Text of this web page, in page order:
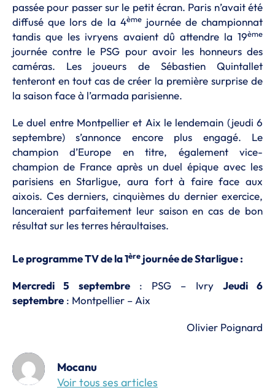
passée pour passer sur le petit écran. Paris n’avait été
diffusé que lors de la 4èmejournée de championnat
tandis que les ivryens avaient dû attendre la 19ème
journée contre le PSG pour avoir les honneurs des
caméras. Les joueurs de Sébastien Quintallet
tenteront en tout cas de créer la première surprise de
la saison face à l’armada parisienne.
Le duel entre Montpellier et Aix le lendemain (jeudi 6
septembre) s’annonce encore plus engagé. Le
champion d’Europe en titre, également vice-
champion de France après un duel épique avec les
parisiens en Starligue, aura fort à faire face aux
aixois. Ces derniers, cinquièmes du dernier exercice,
lanceraient parfaitement leur saison en cas de bon
résultat sur les terres héraultaises.
Le programme TV de la 1ère journée de Starligue :
Mercredi 5 septembre: PSG – Ivry Jeudi 6
septembre : Montpellier – Aix
Olivier Poignard
Mocanu
Voir tous ses articles